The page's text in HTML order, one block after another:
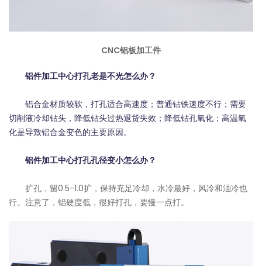
CNC铝板加工件
铝件加工中心打孔老是不光怎么办？
铝合金材质较软，打孔适合高速度；普通钻铁速度不行；需要
切削液冷却钻头，降低钻头过热退货失效；降低钻孔氧化；高温氧
化是导致铝合金变色的主要原因。
铝件加工中心打孔孔径变小怎么办？
扩孔，留0.5-1.0扩，保持充足冷却，水冷最好，风冷和油冷也
行。注意了，铝硬度低，很好打孔，要慢一点打。